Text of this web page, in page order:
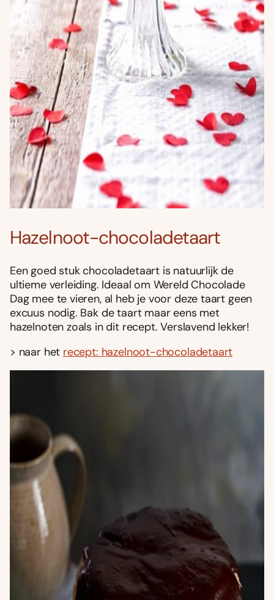
Hazelnoot-chocoladetaart
Een goed stuk chocoladetaart is natuurlijk de
ultieme verleiding. Ideaal om Wereld Chocolade
Dag mee te vieren, al heb je voor deze taart geen
excuus nodig. Bak de taart maar eens met
hazelnoten zoals in dit recept. Verslavend lekker!
> naar het recept: hazelnoot-chocoladetaart